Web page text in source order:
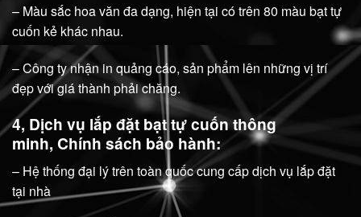
– Màu sắc hoa văn đa dạng, hiện tại có trên 80 màu bạt tự
cuốn kẻ khác nhau.
– Công ty nhận in quảng cáo, sản phẩm lên những vị trí
đẹp với giá thành phải chăng.
4, Dịch vụ lắp đặt bạt tự cuốn thông
minh, Chính sách bảo hành:
– Hệ thống đại lý trên toàn quốc cung cấp dịch vụ lắp đặt
tại nhà